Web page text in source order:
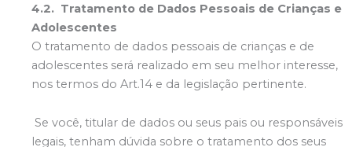
4.2. Tratamento de Dados Pessoais de Crianças e
Adolescentes
O tratamento de dados pessoais de crianças e de
adolescentes será realizado em seu melhor interesse,
nos termos do Art.14 e da legislação pertinente.
Se você, titular de dados ou seus pais ou responsáveis
legais, tenham dúvida sobre o tratamento dos seus